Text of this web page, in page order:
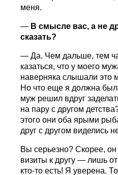
меня.
— В смысле вас, а не
сказать?
— Да. Чем дальше, тем
казаться, что у моего
наверняка слышали это
Но что еще я должна
муж решил вдруг
на пару с другом
этого они оба ярыми
друг с другом виделись
Вы серьезно? Скорее, он
визиты к другу — лишь
кто-то есть! Я уверена.